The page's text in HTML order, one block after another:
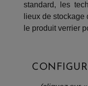
standard, les
lieux de
le produit verrier